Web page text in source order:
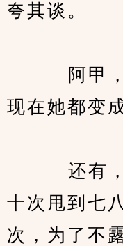
夸其谈。
阿甲，真
现在她都变
还有，她
十次甩到七
次，为了不